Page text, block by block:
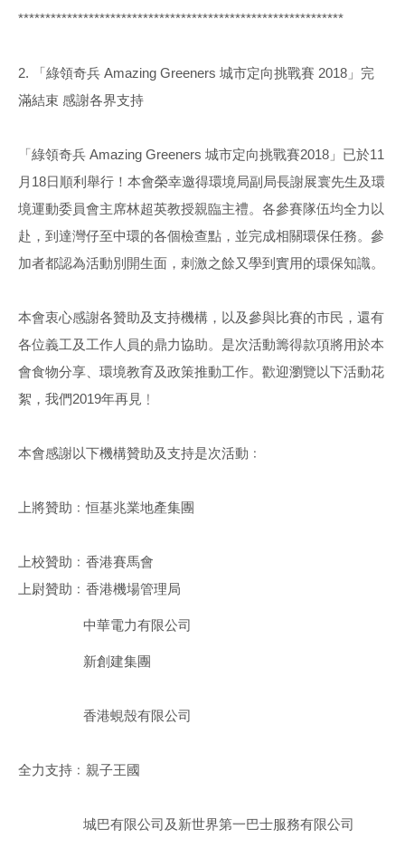
************************************************************
2. 「綠領奇兵 Amazing Greeners 城市定向挑戰賽 2018」完
滿結束 感謝各界支持
「綠領奇兵 Amazing Greeners 城市定向挑戰賽2018」已於11
月18日順利舉行！本會榮幸邀得環境局副局長謝展寰先生及環
境運動委員會主席林超英教授親臨主禮。各參賽隊伍均全力以
赴，到達灣仔至中環的各個檢查點，並完成相關環保任務。參
加者都認為活動別開生面，刺激之餘又學到實用的環保知識。
本會衷心感謝各贊助及支持機構，以及參與比賽的市民，還有
各位義工及工作人員的鼎力協助。是次活動籌得款項將用於本
會食物分享、環境教育及政策推動工作。歡迎瀏覽以下活動花
絮，我們2019年再見﹗
本會感謝以下機構贊助及支持是次活動﹕
上將贊助﹕恒基兆業地產集團
上校贊助﹕香港賽馬會
上尉贊助﹕香港機場管理局
中華電力有限公司
新創建集團
香港蜆殼有限公司
全力支持﹕親子王國
城巴有限公司及新世界第一巴士服務有限公司